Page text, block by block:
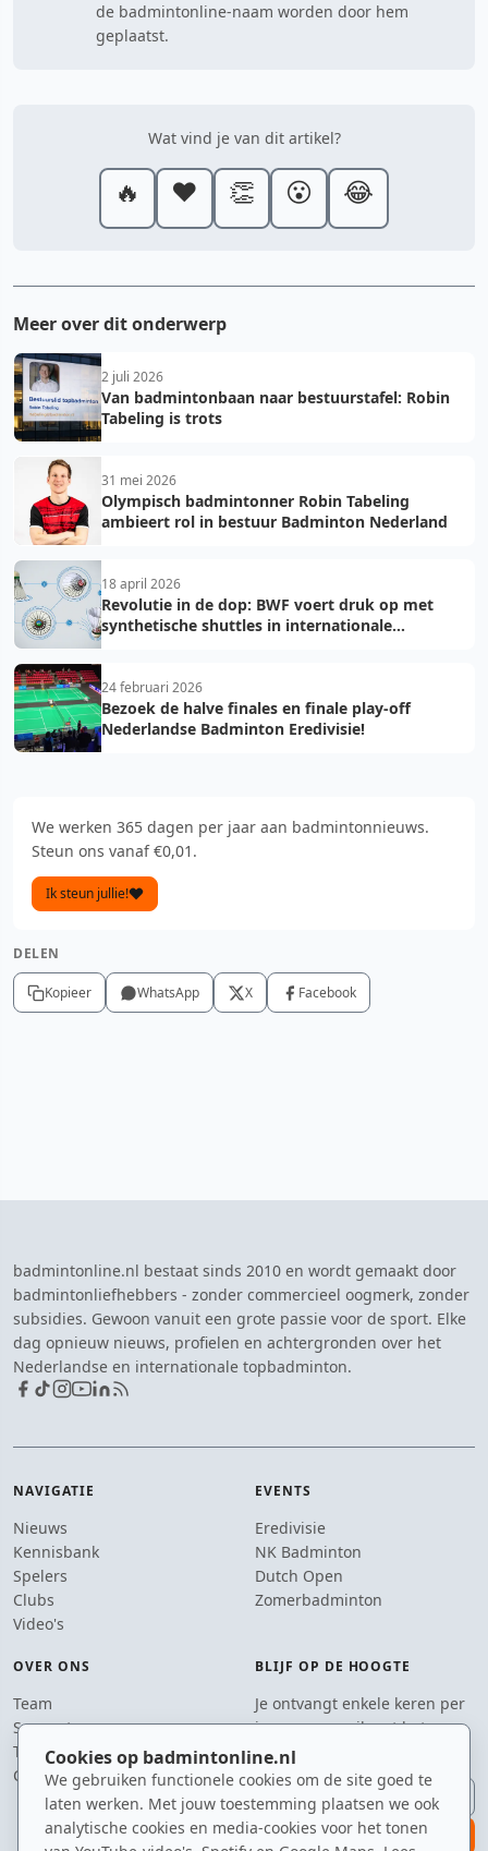
Cookies op badmintonline.nl
We gebruiken functionele cookies om de site goed te
laten werken. Met jouw toestemming plaatsen we ook
analytische cookies en media-cookies voor het tonen
de badmintonline-naam worden door hem
geplaatst.
Wat vind je van dit artikel?
🔥 ❤️ 👏 😮 😂
Meer over dit onderwerp
2 juli 2026
Van badmintonbaan naar bestuurstafel: Robin
Tabeling is trots
31 mei 2026
Olympisch badmintonner Robin Tabeling
ambieert rol in bestuur Badminton Nederland
18 april 2026
Revolutie in de dop: BWF voert druk op met
synthetische shuttles in internationale
24 februari 2026
Bezoek de halve finales en finale play-off
Nederlandse Badminton Eredivisie!
We werken 365 dagen per jaar aan badmintonnieuws.
Steun ons vanaf €0,01.
Ik steun jullie!
DELEN
Kopieer WhatsApp X Facebook
badmintonline.nl bestaat sinds 2010 en wordt gemaakt door
badmintonliefhebbers - zonder commercieel oogmerk, zonder
subsidies. Gewoon vanuit een grote passie voor de sport. Elke
dag opnieuw nieuws, profielen en achtergronden over het
Nederlandse en internationale topbadminton.
NAVIGATIE
Nieuws
Kennisbank
Spelers
Clubs
Video's
EVENTS
Eredivisie
NK Badminton
Dutch Open
Zomerbadminton
OVER ONS
Team
Supporters
Tip de redactie
Contact
BLIJF OP DE HOOGTE
Je ontvangt enkele keren per
jaar een e-mail met het
laatste badmintonnieuws.
E-mailadres
aanmelden